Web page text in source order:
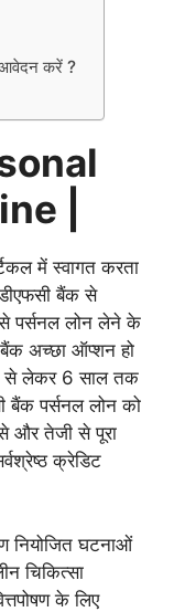
करें ?
|
में स्वागत करता
बैंक से
पर्सनल लोन लेने के
अच्छा ऑप्शन हो
से लेकर 6 साल तक
बैंक पर्सनल लोन को
और तेजी से पूरा
क्रेडिट
नियोजित घटनाओं
चिकित्सा
के लिए